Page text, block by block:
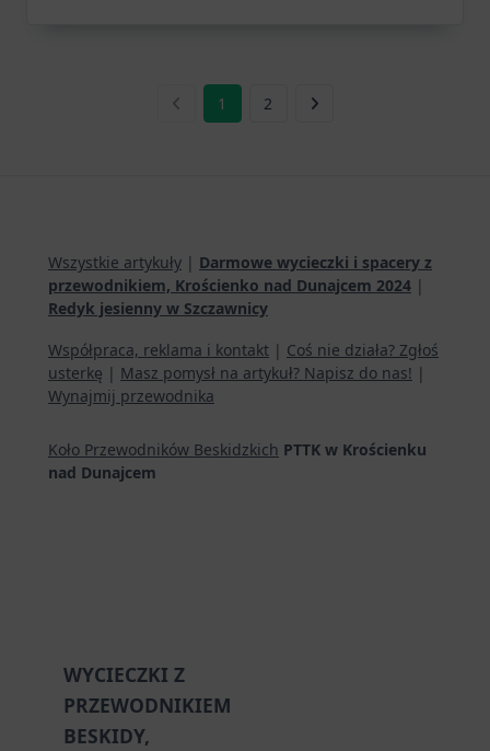
1 2
Wszystkie artykuły | Darmowe wycieczki i spacery z
przewodnikiem, Krościenko nad Dunajcem 2024 |
Redyk jesienny w Szczawnicy
Współpraca, reklama i kontakt | Coś nie działa? Zgłoś
usterkę | Masz pomysł na artykuł? Napisz do nas! |
Wynajmij przewodnika
Koło Przewodników Beskidzkich PTTK w Krościenku
nad Dunajcem
WYCIECZKI Z
PRZEWODNIKIEM
BESKIDY,